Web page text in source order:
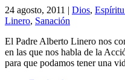
24 agosto, 2011 | Dios,
Linero, Sanación
El Padre Alberto Linero nos
en las que nos habla de la
para que podamos tener una